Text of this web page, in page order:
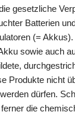
gesetzliche
Batterien
(=
sowie auch
Produkte nicht
dürfen.
die